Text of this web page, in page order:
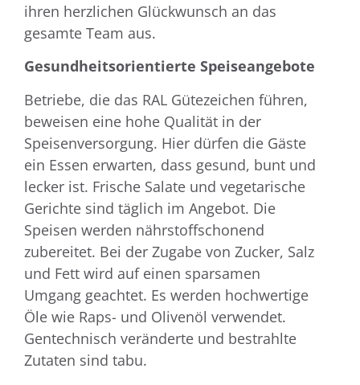
ihren herzlichen Glückwunsch an das
gesamte Team aus.
Gesundheitsorientierte Speiseangebote
Betriebe, die das RAL Gütezeichen führen,
beweisen eine hohe Qualität in der
Speisenversorgung. Hier dürfen die Gäste
ein Essen erwarten, dass gesund, bunt und
lecker ist. Frische Salate und vegetarische
Gerichte sind täglich im Angebot. Die
Speisen werden nährstoffschonend
zubereitet. Bei der Zugabe von Zucker, Salz
und Fett wird auf einen sparsamen
Umgang geachtet. Es werden hochwertige
Öle wie Raps- und Olivenöl verwendet.
Gentechnisch veränderte und bestrahlte
Zutaten sind tabu.